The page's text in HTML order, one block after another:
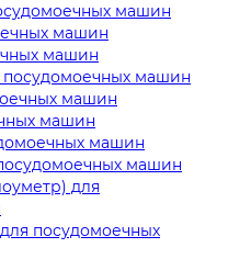
машин
машин
машин
машин
машин
машин
машин
машин
для
посудомоечных